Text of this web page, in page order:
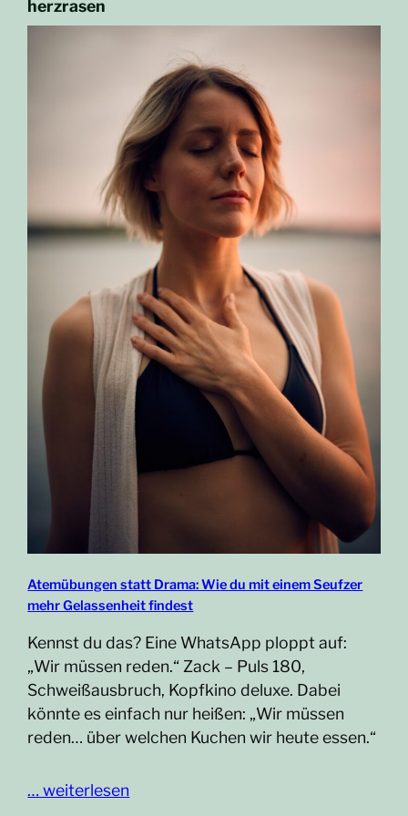
herzrasen
Atemübungen statt Drama: Wie du mit einem Seufzer
mehr Gelassenheit findest
Kennst du das? Eine WhatsApp ploppt auf:
„Wir müssen reden.“ Zack – Puls 180,
Schweißausbruch, Kopfkino deluxe. Dabei
könnte es einfach nur heißen: „Wir müssen
reden… über welchen Kuchen wir heute essen.“
… weiterlesen